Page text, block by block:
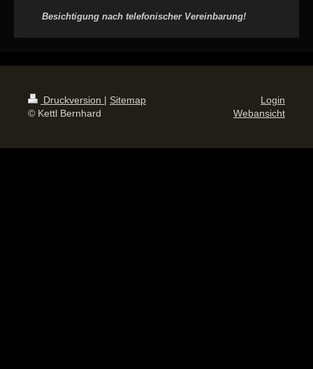
Besichtigung nach telefonischer Vereinbarung!
Druckversion | Sitemap
© Kettl Bernhard
Login
Webansicht